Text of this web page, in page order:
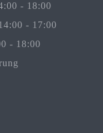
- 18:00
- 17:00
- 18:00